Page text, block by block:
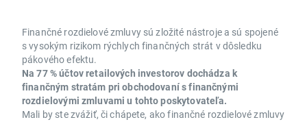
Finančné rozdielové zmluvy sú zložité nástroje a sú spojené
s vysokým rizikom rýchlych finančných strát v dôsledku
pákového efektu.
Na 77 % účtov retailových investorov dochádza k
finančným stratám pri obchodovaní s finančnými
rozdielovými zmluvami u tohto poskytovateľa.
Mali by ste zvážiť, či chápete, ako finančné rozdielové zmluvy